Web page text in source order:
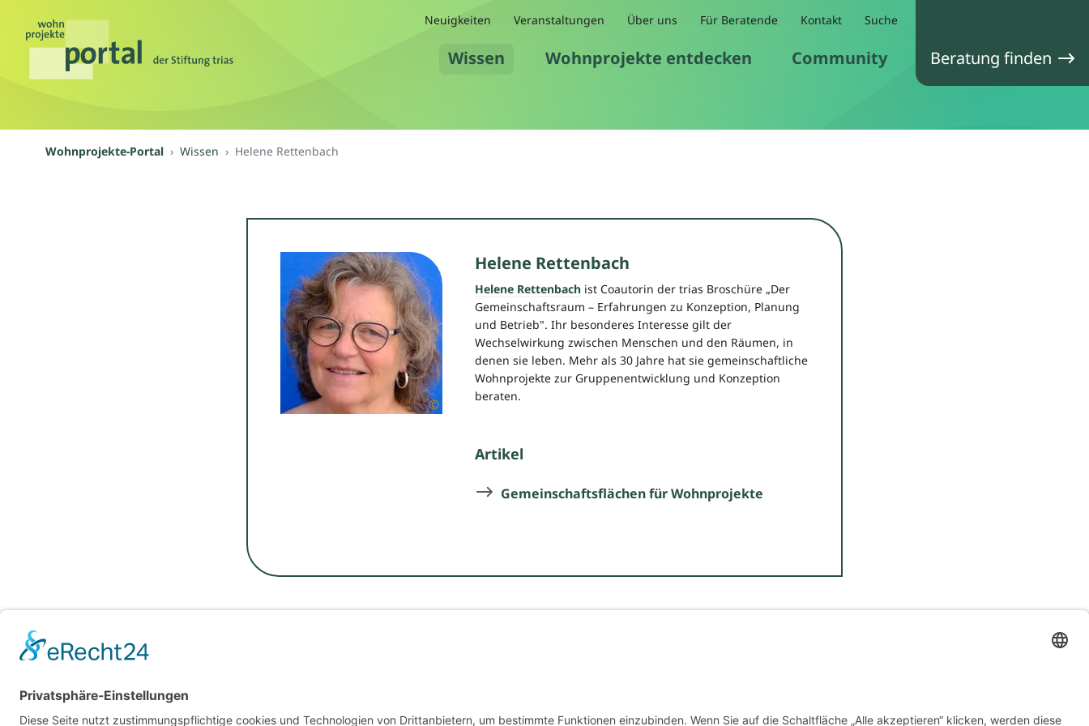
Wissen Wohnprojekte entdecken Community
Neuigkeiten Veranstaltungen Über uns Für Beratende Kontakt Suche
Beratung finden
Wohnprojekte-Portal Wissen Helene Rettenbach
©
Helene Rettenbach
Helene Rettenbach ist Coautorin der trias Broschüre „Der
Gemeinschaftsraum – Erfahrungen zu Konzeption, Planung
und Betrieb". Ihr besonderes Interesse gilt der
Wechselwirkung zwischen Menschen und den Räumen, in
denen sie leben. Mehr als 30 Jahre hat sie gemeinschaftliche
Wohnprojekte zur Gruppenentwicklung und Konzeption
beraten.
Artikel
Gemeinschaftsflächen für Wohnprojekte
Für Beratende Kontakt Über uns Impressum Datenschutz AGB